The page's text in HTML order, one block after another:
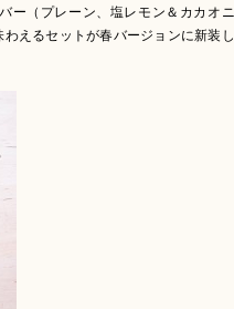
ー（プレーン、塩レモン＆カカオニ
えるセットが春バージョンに新装し